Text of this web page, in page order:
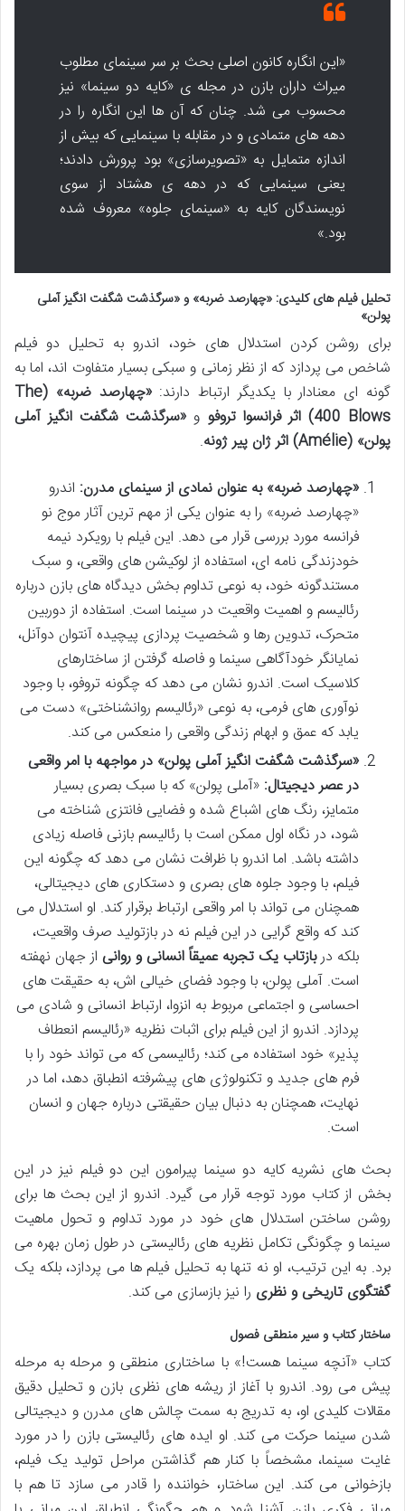
«این انگاره کانون اصلی بحث بر سر سینمای مطلوب
میراث داران بازن در مجله ی «کایه دو سینما» نیز
محسوب می شد. چنان که آن ها این انگاره را در
دهه های متمادی و در مقابله با سینمایی که بیش از
اندازه متمایل به «تصویرسازی» بود پرورش دادند؛
یعنی سینمایی که در دهه ی هشتاد از سوی
نویسندگان کایه به «سینمای جلوه» معروف شده
بود.»
تحلیل فیلم های کلیدی: «چهارصد ضربه» و «سرگذشت شگفت انگیز آملی
پولن»
برای روشن کردن استدلال های خود، اندرو به تحلیل دو فیلم
شاخص می پردازد که از نظر زمانی و سبکی بسیار متفاوت اند، اما به
گونه ای معنادار با یکدیگر ارتباط دارند:
«چهارصد ضربه» (The
400 Blows) اثر فرانسوا تروفو
و «سرگذشت شگفت انگیز آملی
پولن» (Amélie) اثر ژان پیر ژونه
.
«چهارصد ضربه» به عنوان نمادی از سینمای مدرن: اندرو
«چهارصد ضربه» را به عنوان یکی از مهم ترین آثار موج نو
فرانسه مورد بررسی قرار می دهد. این فیلم با رویکرد نیمه
خودزندگی نامه ای، استفاده از لوکیشن های واقعی، و سبک
مستندگونه خود، به نوعی تداوم بخش دیدگاه های بازن درباره
رئالیسم و اهمیت واقعیت در سینما است. استفاده از دوربین
متحرک، تدوین رها و شخصیت پردازی پیچیده آنتوان دوآنل،
نمایانگر خودآگاهی سینما و فاصله گرفتن از ساختارهای
کلاسیک است. اندرو نشان می دهد که چگونه تروفو، با وجود
نوآوری های فرمی، به نوعی «رئالیسم روانشناختی» دست می
یابد که عمق و ابهام زندگی واقعی را منعکس می کند.
«سرگذشت شگفت انگیز آملی پولن» در مواجهه با امر واقعی
در عصر دیجیتال: «آملی پولن» که با سبک بصری بسیار
متمایز، رنگ های اشباع شده و فضایی فانتزی شناخته می
شود، در نگاه اول ممکن است با رئالیسم بازنی فاصله زیادی
داشته باشد. اما اندرو با ظرافت نشان می دهد که چگونه این
فیلم، با وجود جلوه های بصری و دستکاری های دیجیتالی،
همچنان می تواند با امر واقعی ارتباط برقرار کند. او استدلال می
کند که واقع گرایی در این فیلم نه در بازتولید صرف واقعیت،
بلکه دربازتاب یک تجربه عمیقاً انسانی و روانی از جهان نهفته
است. آملی پولن، با وجود فضای خیالی اش، به حقیقت های
احساسی و اجتماعی مربوط به انزوا، ارتباط انسانی و شادی می
پردازد. اندرو از این فیلم برای اثبات نظریه «رئالیسم انعطاف
پذیر» خود استفاده می کند؛ رئالیسمی که می تواند خود را با
فرم های جدید و تکنولوژی های پیشرفته انطباق دهد، اما در
نهایت، همچنان به دنبال بیان حقیقتی درباره جهان و انسان
است.
بحث های نشریه کایه دو سینما پیرامون این دو فیلم نیز در این
بخش از کتاب مورد توجه قرار می گیرد. اندرو از این بحث ها برای
روشن ساختن استدلال های خود در مورد تداوم و تحول ماهیت
سینما و چگونگی تکامل نظریه های رئالیستی در طول زمان بهره می
برد. به این ترتیب، او نه تنها به تحلیل فیلم ها می پردازد، بلکه یک
گفتگوی تاریخی و نظری را نیز بازسازی می کند.
ساختار کتاب و سیر منطقی فصول
کتاب «آنچه سینما هست!» با ساختاری منطقی و مرحله به مرحله
پیش می رود. اندرو با آغاز از ریشه های نظری بازن و تحلیل دقیق
مقالات کلیدی او، به تدریج به سمت چالش های مدرن و دیجیتالی
شدن سینما حرکت می کند. او ایده های رئالیستی بازن را در مورد
غایت سینما، مشخصاً با کنار هم گذاشتن مراحل تولید یک فیلم،
بازخوانی می کند. این ساختار، خواننده را قادر می سازد تا هم با